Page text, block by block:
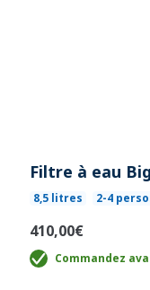
Filtre à eau
8,5 litres 2-4
410,00€
Commandez